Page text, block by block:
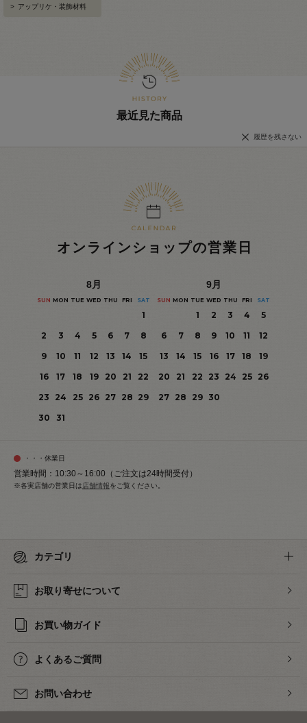
> アップリケ・装飾材料
最近見た商品
履歴を残さない
オンラインショップの営業日
8月
SUN MON TUE WED THU FRI SAT
1
2
3 4 5 6 7
8
9
10 11 12 13 14
15
16
17 18 19 20 21
22
23
24 25 26 27 28 29
30
31
9月
SUN MON TUE WED THU FRI SAT
1 2 3 4
5
6
7 8 9 10 11
12
13
14 15 16 17 18
19
20
21 22 23 24 25
26
27 28 29 30
・・・休業日
営業時間：10:30～16:00（ご注文は24時間受付）
※各実店舗の営業日は 店舗情報をご覧ください。
カテゴリ
お取り寄せについて
お買い物ガイド
よくあるご質問
お問い合わせ